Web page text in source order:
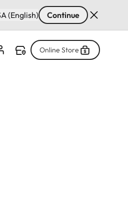
(English) Continue
Online Store